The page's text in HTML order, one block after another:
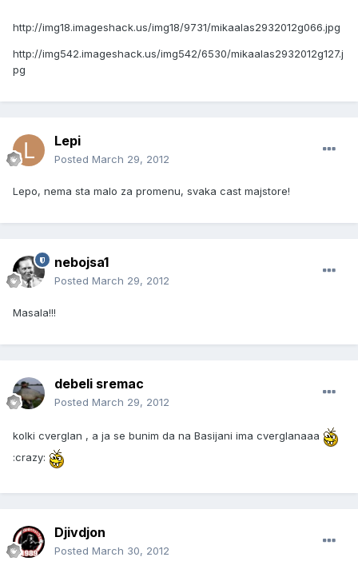
http://img18.imageshack.us/img18/9731/mikaalas2932012g066.jpg
http://img542.imageshack.us/img542/6530/mikaalas2932012g127.j
pg
Lepi
Posted March 29, 2012
Lepo, nema sta malo za promenu, svaka cast majstore!
nebojsa1
Posted March 29, 2012
Masala!!!
debeli sremac
Posted March 29, 2012
kolki cverglan , a ja se bunim da na Basijani ima cverglanaaa
:crazy:
Djivdjon
Posted March 30, 2012